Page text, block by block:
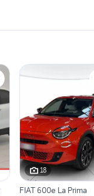
18
FIAT 600e La Prima